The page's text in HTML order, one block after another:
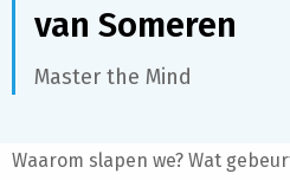
van Someren
Master the Mind
Waarom slapen we? Wat